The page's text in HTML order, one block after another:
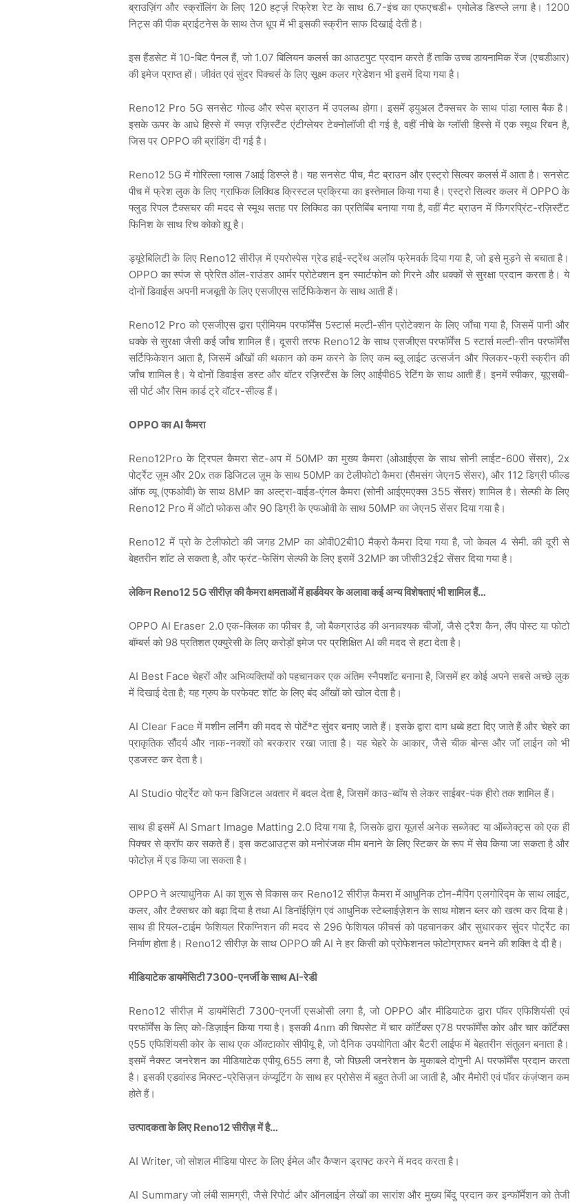
ब्राउज़िंग और स्क्रॉलिंग के लिए 120 हर्ट्ज़ रिफ्रेश रेट के साथ 6.7-इंच का एफएचडी+ एमोलेड डिस्प्ले लगा है। 1200
निट्स की पीक ब्राईटनेस के साथ तेज धूप में भी इसकी स्क्रीन साफ दिखाई देती है।
इस हैंडसेट में 10-बिट पैनल हैं, जो 1.07 बिलियन कलर्स का आउटपुट प्रदान करते हैं ताकि उच्च डायनामिक रेंज (एचडीआर)
की इमेज प्राप्त हों। जीवंत एवं सुंदर पिक्चर्स के लिए सूक्ष्म कलर ग्रेडेशन भी इसमें दिया गया है।
Reno12 Pro 5G सनसेट गोल्ड और स्पेस ब्राउन में उपलब्ध होगा। इसमें ड्युअल टैक्सचर के साथ पांडा ग्लास बैक है।
इसके ऊपर के आधे हिस्से में स्मज़ रज़िस्टैंट एंटीग्लेयर टेक्नोलॉजी दी गई है, वहीं नीचे के ग्लॉसी हिस्से में एक स्मूथ रिबन है,
जिस पर OPPO की ब्रांडिंग दी गई है।
Reno12 5G में गोरिल्ला ग्लास 7आई डिस्प्ले है। यह सनसेट पीच, मैट ब्राउन और एस्ट्रो सिल्वर कलर्स में आता है। सनसेट
पीच में फ्रेश लुक के लिए ग्राफिक लिक्विड क्रिस्टल प्रक्रिया का इस्तेमाल किया गया है। एस्ट्रो सिल्वर कलर में OPPO के
फ्लुड रिपल टैक्सचर की मदद से स्मूथ सतह पर लिक्विड का प्रतिबिंब बनाया गया है, वहीं मैट ब्राउन में फिंगरप्रिंट-रज़िस्टैंट
फिनिश के साथ रिच कोको ह्यू है।
ड्यूरेबिलिटी के लिए Reno12 सीरीज़ में एयरोस्पेस ग्रेड हाई-स्ट्रेंथ अलॉय फ्रेमवर्क दिया गया है, जो इसे मुड़ने से बचाता है।
OPPO का स्पंज से प्रेरित ऑल-राउंडर आर्मर प्रोटेक्शन इन स्मार्टफोन को गिरने और धक्कों से सुरक्षा प्रदान करता है। ये
दोनों डिवाईस अपनी मजबूती के लिए एसजीएस सर्टिफिकेशन के साथ आती हैं।
Reno12 Pro को एसजीएस द्वारा प्रीमियम परफॉर्मेंस 5स्टार्स मल्टी-सीन प्रोटेक्शन के लिए जाँचा गया है, जिसमें पानी और
धक्के से सुरक्षा जैसी कई जाँच शामिल हैं। दूसरी तरफ Reno12 के साथ एसजीएस परफॉर्मेंस 5 स्टार्स मल्टी-सीन परफॉर्मेंस
सर्टिफिकेशन आता है, जिसमें आँखों की थकान को कम करने के लिए कम ब्लू लाईट उत्सर्जन और फ्लिकर-फ्री स्क्रीन की
जाँच शामिल है। ये दोनों डिवाईस डस्ट और वॉटर रज़िस्टैंस के लिए आईपी65 रेटिंग के साथ आती हैं। इनमें स्पीकर, यूएसबी-
सी पोर्ट और सिम कार्ड ट्रे वॉटर-सील्ड हैं।
OPPO का AI कैमरा
Reno12Pro के ट्रिपल कैमरा सेट-अप में 50MP का मुख्य कैमरा (ओआईएस के साथ सोनी लाईट-600 सेंसर), 2x
पोर्ट्रेट ज़ूम और 20x तक डिजिटल ज़ूम के साथ 50MP का टेलीफोटो कैमरा (सैमसंग जेएन5 सेंसर), और 112 डिग्री फील्ड
ऑफ व्यू (एफओवी) के साथ 8MP का अल्ट्रा-वाईड-एंगल कैमरा (सोनी आईएमएक्स 355 सेंसर) शामिल है। सेल्फी के लिए
Reno12 Pro में ऑटो फोकस और 90 डिग्री के एफओवी के साथ 50MP का जेएन5 सेंसर दिया गया है।
Reno12 में प्रो के टेलीफोटो की जगह 2MP का ओवी02बी10 मैक्रो कैमरा दिया गया है, जो केवल 4 सेमी. की दूरी से
बेहतरीन शॉट ले सकता है, और फ्रंट-फेसिंग सेल्फी के लिए इसमें 32MP का जीसी32ई2 सेंसर दिया गया है।
लेकिन Reno12 5G सीरीज़ की कैमरा क्षमताओं में हार्डवेयर के अलावा कई अन्य विशेषताएं भी शामिल हैं…
OPPO AI Eraser 2.0 एक-क्लिक का फीचर है, जो बैकग्राउंड की अनावश्यक चीजों, जैसे ट्रैश कैन, लैंप पोस्ट या फोटो
बॉम्बर्स को 98 प्रतिशत एक्युरेसी के लिए करोड़ों इमेज पर प्रशिक्षित AI की मदद से हटा देता है।
AI Best Face चेहरों और अभिव्यक्तियों को पहचानकर एक अंतिम स्नैपशॉट बनाना है, जिसमें हर कोई अपने सबसे अच्छे लुक
में दिखाई देता है; यह ग्रुप के परफेक्ट शॉट के लिए बंद आँखों को खोल देता है।
AI Clear Face में मशीन लर्निंग की मदद से पोर्टेªट सुंदर बनाए जाते हैं। इसके द्वारा दाग धब्बे हटा दिए जाते हैं और चेहरे का
प्राकृतिक सौंदर्य और नाक-नक्शों को बरकरार रखा जाता है। यह चेहरे के आकार, जैसे चीक बोन्स और जॉ लाईन को भी
एडजस्ट कर देता है।
AI Studio पोर्ट्रेट को फन डिजिटल अवतार में बदल देता है, जिसमें काउ-ब्वॉय से लेकर साईबर-पंक हीरो तक शामिल हैं।
साथ ही इसमें AI Smart Image Matting 2.0 दिया गया है, जिसके द्वारा यूज़र्स अनेक सब्जेक्ट या ऑब्जेक्ट्स को एक ही
पिक्चर से क्रॉप कर सकते हैं। इस कटआउट्स को मनोरंजक मीम बनाने के लिए स्टिकर के रूप में सेव किया जा सकता है और
फोटोज़ में एड किया जा सकता है।
OPPO ने अत्याधुनिक AI का शुरू से विकास कर Reno12 सीरीज़ कैमरा में आधुनिक टोन-मैपिंग एलगोरिद्म के साथ लाईट,
कलर, और टैक्सचर को बढ़ा दिया है तथा AI डिनॉईज़िंग एवं आधुनिक स्टेब्लाईज़ेशन के साथ मोशन ब्लर को खत्म कर दिया है।
साथ ही रियल-टाईम फेशियल रिकग्निशन की मदद से 296 फेशियल फीचर्स को पहचानकर और सुधारकर सुंदर पोर्ट्रेट का
निर्माण होता है। Reno12 सीरीज़ के साथ OPPO की AI ने हर किसी को प्रोफेशनल फोटोग्राफर बनने की शक्ति दे दी है।
मीडियाटेक डायमेंसिटी7300-एनर्जी के साथ AI-रेडी
Reno12 सीरीज़ में डायमेंसिटी 7300-एनर्जी एसओसी लगा है, जो OPPO और मीडियाटेक द्वारा पॉवर एफिशियंसी एवं
परफॉर्मेंस के लिए को-डिज़ाईन किया गया है। इसकी 4nm की चिपसेट में चार कॉर्टेक्स ए78 परफॉर्मेंस कोर और चार कॉर्टेक्स
ए55 एफिशिंयसी कोर के साथ एक ऑक्टाकोर सीपीयू है, जो दैनिक उपयोगिता और बैटरी लाईफ में बेहतरीन संतुलन बनाता है।
इसमें नैक्स्ट जनरेशन का मीडियाटेक एपीयू 655 लगा है, जो पिछली जनरेशन के मुकाबले दोगुनी AI परफॉर्मेंस प्रदान करता
है। इसकी एडवांस्ड मिक्स्ट-प्रेसिज़न कंप्यूटिंग के साथ हर प्रोसेस में बहुत तेजी आ जाती है, और मैमोरी एवं पॉवर कंज़ंप्शन कम
होते हैं।
उत्पादकता के लिएReno12 सीरीज़ में है…
AI Writer, जो सोशल मीडिया पोस्ट के लिए ईमेल और कैप्शन ड्राफ्ट करने में मदद करता है।
AI Summary जो लंबी सामग्री, जैसे रिपोर्ट और ऑनलाईन लेखों का सारांश और मुख्य बिंदु प्रदान कर इन्फॉर्मेशन को तेजी